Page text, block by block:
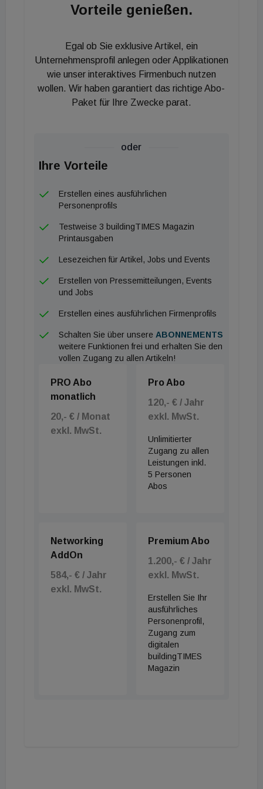
Bewegungserkennung, Zählung und Klassifizierung
Echtzeit basierenden Ergebnissen werden –
automatisiert – entsprechende
Kommunikationsvisualisierungen (Bitte warten,
Stopp, Abstand halten, …) auf unterschiedlichsten
Ausgabemedien abgebildet (LED Bildschirme,
Datenschutzkonform
umgehend von der eingesetzten Software
Ergebnisse werden extrahiert weitergegeben.
Datenschutz gewahrt. Und sobald z.B. die
maximale Personenzahl erreicht ist, schaltet eine
Ampel oder das Display beispielsweise am Eingang
auf Stopp. Der Kunde weiß damit, dass er warten
muss. So können notwendige Sicherheitsabstände
gewährleistet oder die Anzahl von Kunden dosiert
Vorteile genießen.
Egal ob Sie exklusive Artikel, ein
Unternehmensprofil anlegen oder Applikationen
wie unser interaktives Firmenbuch nutzen
wollen. Wir haben garantiert das richtige Abo-
Paket für Ihre Zwecke parat.
oder
Ihre Vorteile
Erstellen eines ausführlichen
Personenprofils
Testweise 3 buildingTIMES Magazin
Printausgaben
Lesezeichen für Artikel, Jobs und Events
Erstellen von Pressemitteilungen, Events
und Jobs
Erstellen eines ausführlichen Firmenprofils
Schalten Sie über unsere ABONNEMENTS
weitere Funktionen frei und erhalten Sie den
vollen Zugang zu allen Artikeln!
PRO Abo
monatlich
20,- € / Monat
exkl. MwSt.
Pro Abo
120,- € / Jahr
exkl. MwSt.
Unlimitierter
Zugang zu allen
Leistungen inkl.
5 Personen
Abos
Networking
AddOn
584,- € / Jahr
exkl. MwSt.
Premium Abo
1.200,- € / Jahr
exkl. MwSt.
Erstellen Sie Ihr
ausführliches
Personenprofil,
Zugang zum
digitalen
buildingTIMES
Magazin